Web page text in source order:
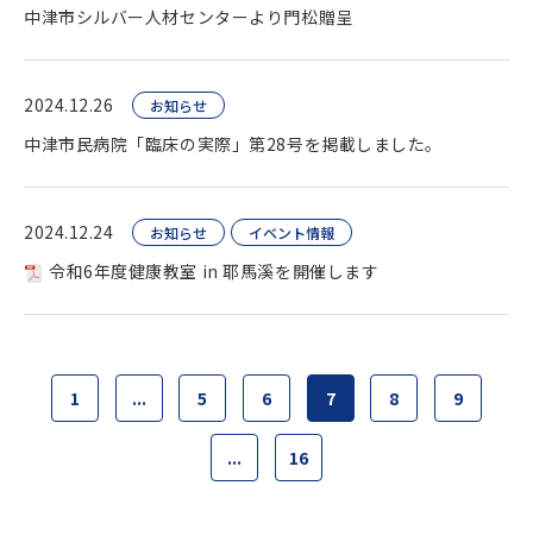
中津市シルバー人材センターより門松贈呈
2024.12.26 お知らせ
中津市民病院「臨床の実際」第28号を掲載しました。
2024.12.24 お知らせ イベント情報
令和6年度健康教室 in 耶馬溪を開催します
1 ... 5 6 7 8 9
... 16